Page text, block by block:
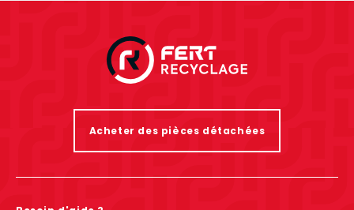
Acheter des pièces détachées